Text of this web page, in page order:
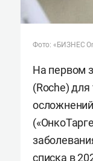
Фото: «БИЗНЕС
На первом
(Roche)
списка в